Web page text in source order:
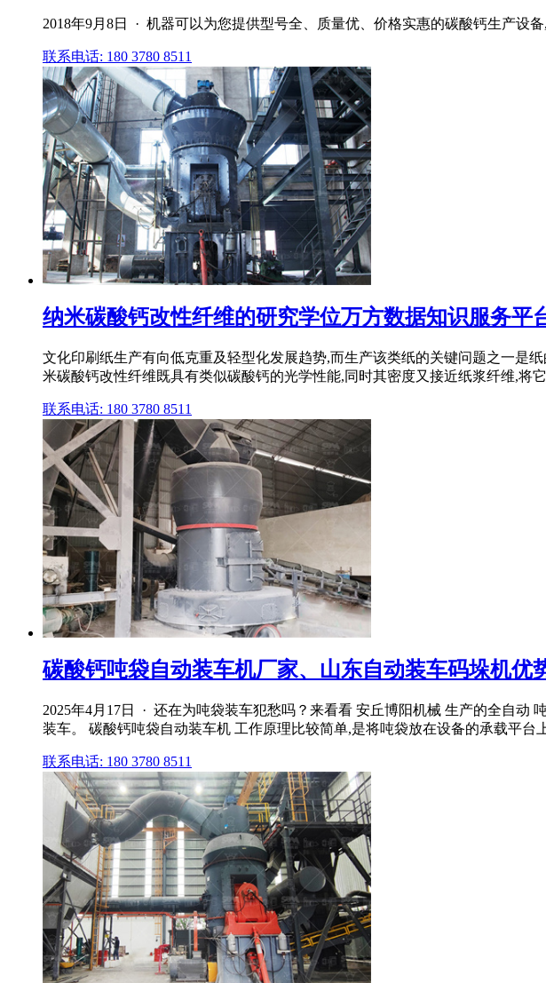
2018年9月8日 · 机器可以为您提供型号全、质量优、价格实惠的碳酸钙生产设
联系电话: 180 3780 8511
纳米碳酸钙改性纤维的研究学位万方数据知识服务平
文化印刷纸生产有向低克重及轻型化发展趋势,而生产该类纸的关键问题之一是
米碳酸钙改性纤维既具有类似碳酸钙的光学性能,同时其密度又接近纸浆纤维,将
联系电话: 180 3780 8511
碳酸钙吨袋自动装车机厂家、山东自动装车码垛机优
2025年4月17日 · 还在为吨袋装车犯愁吗？来看看 安丘博阳机械 生产的全自动
装车。 碳酸钙吨袋自动装车机 工作原理比较简单,是将吨袋放在设备的承载平台
联系电话: 180 3780 8511